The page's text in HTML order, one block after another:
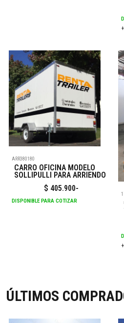
ARR380180
CARRO OFICINA MODELO
SOLLIPULLI PARA ARRIENDO
$ 405.900-
DISPONIBLE PARA COTIZAR
ÚLTIMOS